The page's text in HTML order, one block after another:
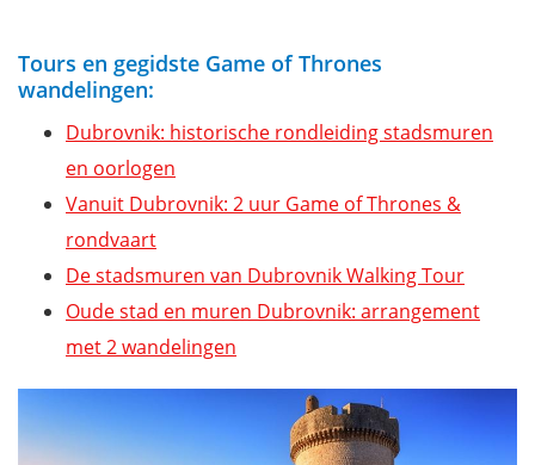
Tours en gegidste Game of Thrones
wandelingen:
Dubrovnik: historische rondleiding stadsmuren
en oorlogen
Vanuit Dubrovnik: 2 uur Game of Thrones &
rondvaart
De stadsmuren van Dubrovnik Walking Tour
Oude stad en muren Dubrovnik: arrangement
met 2 wandelingen